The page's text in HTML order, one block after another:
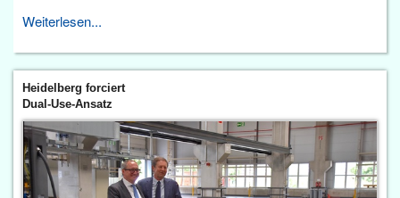
Weiterlesen...
Heidelberg forciert
Dual-Use-Ansatz